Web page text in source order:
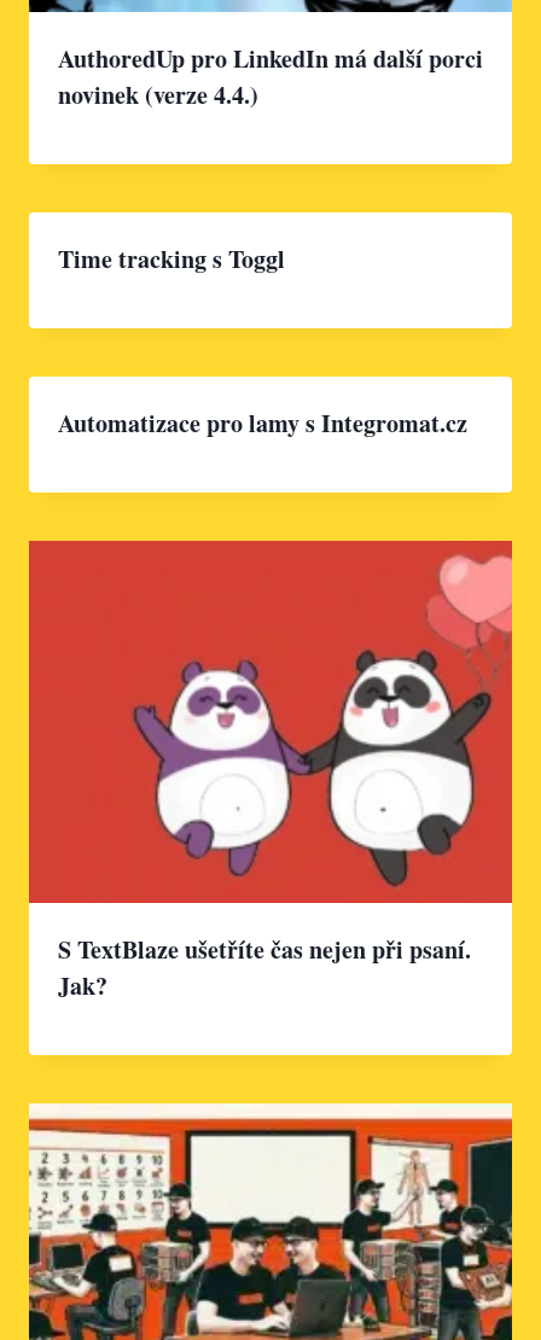
AuthoredUp pro LinkedIn má další porci
novinek (verze 4.4.)
Time tracking s Toggl
Automatizace pro lamy s Integromat.cz
S TextBlaze ušetříte čas nejen při psaní.
Jak?